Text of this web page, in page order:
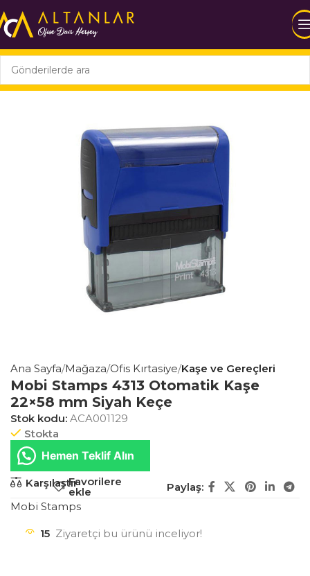
Ana Sayfa Mağaza Ofis Kırtasiye Kaşe ve Gereçleri
Mobi Stamps 4313 Otomatik Kaşe
22×58 mm Siyah Keçe
Stok kodu: ACA001129
Stokta
Hemen Teklif Alın
KarşılaştırFavorilere
ekle
Paylaş:
Mobi Stamps
15 Ziyaretçi bu ürünü inceliyor!